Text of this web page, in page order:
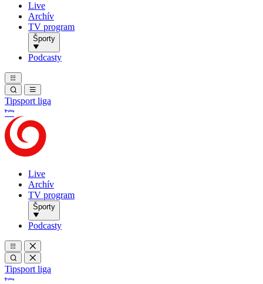
Live
Archív
TV program
Športy
Podcasty
Tipsport liga
Live
Archív
TV program
Športy
Podcasty
Tipsport liga